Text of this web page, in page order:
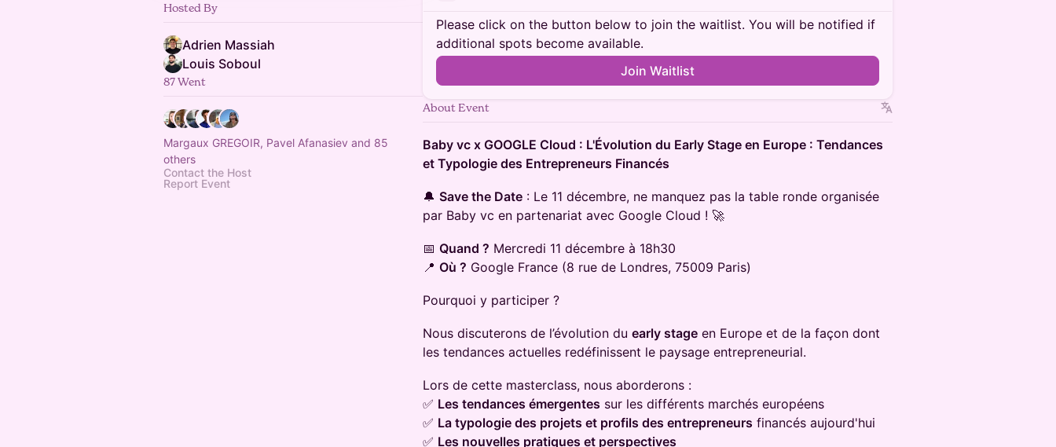
Hosted By
Adrien Massiah
Louis Soboul
87 Went
Margaux GREGOIR, Pavel Afanasiev and 85
others
Contact the Host
Report Event
Please click on the button below to join the waitlist. You will be notified if
additional spots become available.
Join Waitlist
About Event
Baby vc x GOOGLE Cloud : L'Évolution du Early Stage en Europe : Tendances
et Typologie des Entrepreneurs Financés
🔔 Save the Date : Le 11 décembre, ne manquez pas la table ronde organisée
par Baby vc en partenariat avec Google Cloud ! 🚀
📅 Quand ? Mercredi 11 décembre à 18h30
📍 Où ? Google France (8 rue de Londres, 75009 Paris)
Pourquoi y participer ?
Nous discuterons de l’évolution du early stage en Europe et de la façon dont
les tendances actuelles redéfinissent le paysage entrepreneurial.
Lors de cette masterclass, nous aborderons :
✅ Les tendances émergentes sur les différents marchés européens
✅ La typologie des projets et profils des entrepreneurs financés aujourd'hui
✅ Les nouvelles pratiques et perspectives